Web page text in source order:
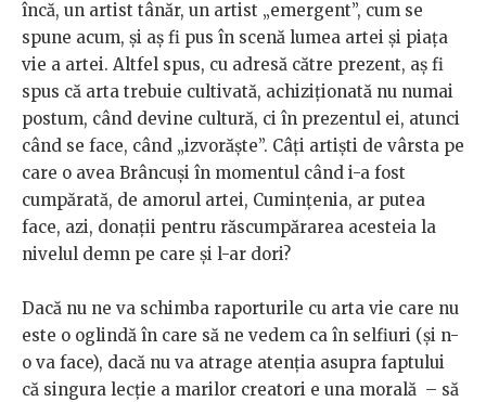
încă, un artist tânăr, un artist „emergent”, cum se
spune acum, și aș fi pus în scenă lumea artei și piața
vie a artei. Altfel spus, cu adresă către prezent, aș fi
spus că arta trebuie cultivată, achiziționată nu numai
postum, când devine cultură, ci în prezentul ei, atunci
când se face, când „izvorăște”. Câți artiști de vârsta pe
care o avea Brâncuși în momentul când i-a fost
cumpărată, de amorul artei, Cumințenia, ar putea
face, azi, donații pentru răscumpărarea acesteia la
nivelul demn pe care și l-ar dori?
Dacă nu ne va schimba raporturile cu arta vie care nu
este o oglindă în care să ne vedem ca în selfiuri (și n-
o va face), dacă nu va atrage atenția asupra faptului
că singura lecție a marilor creatori e una morală – să